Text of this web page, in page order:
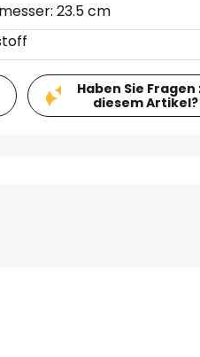
23.5 cm
Haben Sie Fragen
diesem Artikel?